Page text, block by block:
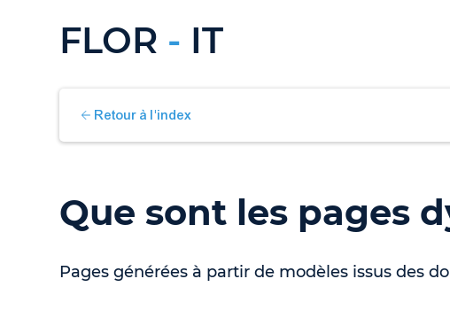
FLOR - IT
Retour à l'index
Que sont les pages
Pages générées à partir de modèles issus des